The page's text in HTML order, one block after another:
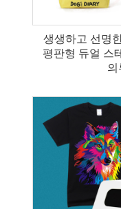
생생하고 선명
평판형 듀얼 스
의